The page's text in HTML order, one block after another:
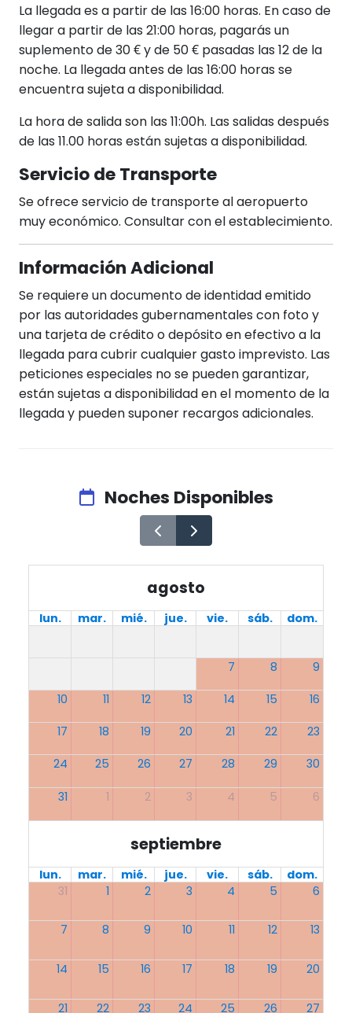
La llegada es a partir de las 16:00 horas. En caso de
llegar a partir de las 21:00 horas, pagarás un
suplemento de 30 € y de 50 € pasadas las 12 de la
noche. La llegada antes de las 16:00 horas se
encuentra sujeta a disponibilidad.
La hora de salida son las 11:00h. Las salidas después
de las 11.00 horas están sujetas a disponibilidad.
Servicio de Transporte
Se ofrece servicio de transporte al aeropuerto
muy económico. Consultar con el establecimiento.
Información Adicional
Se requiere un documento de identidad emitido
por las autoridades gubernamentales con foto y
una tarjeta de crédito o depósito en efectivo a la
llegada para cubrir cualquier gasto imprevisto. Las
peticiones especiales no se pueden garantizar,
están sujetas a disponibilidad en el momento de la
llegada y pueden suponer recargos adicionales.
Noches Disponibles
agosto
lun. mar. mié. jue. vie. sáb. dom.
7 8 9
10 11 12 13 14 15 16
17 18 19 20 21 22 23
24 25 26 27 28 29 30
31 1 2 3 4 5 6
septiembre
lun. mar. mié. jue. vie. sáb.
dom.
31
1 2 3 4 5 6
7 8 9 10 11 12 13
14 15 16 17 18 19 20
21 22 23 24 25 26 27